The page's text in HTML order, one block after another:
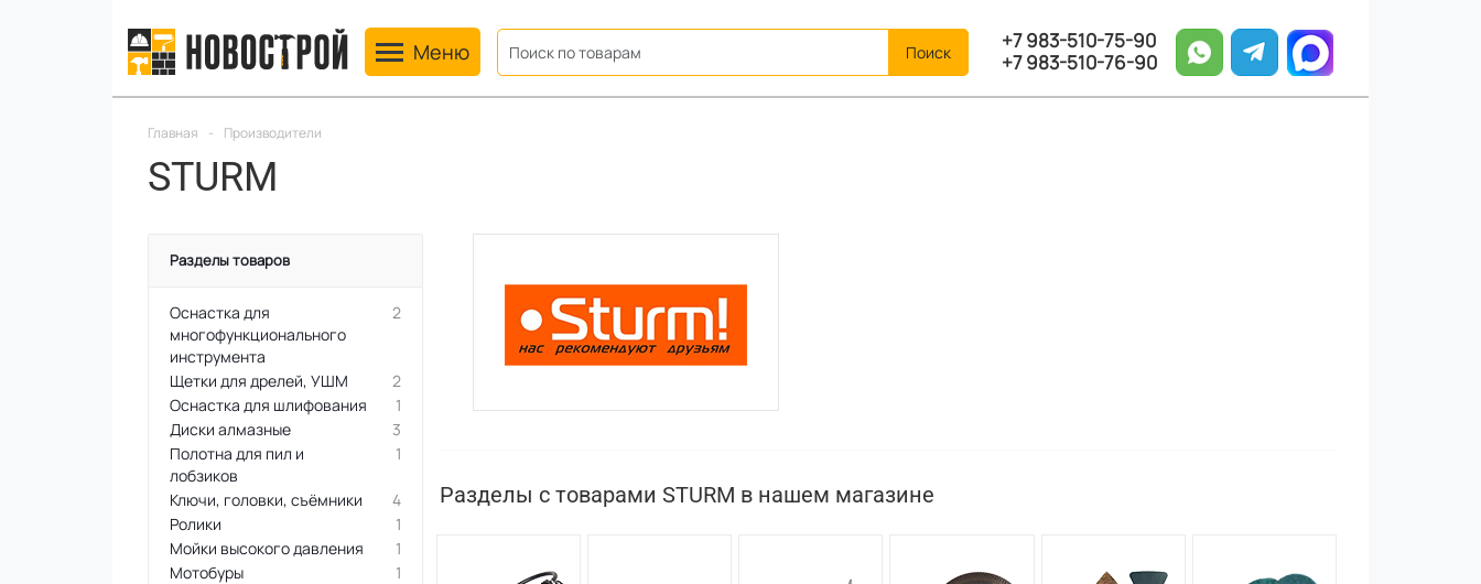
Toggle navigation
Меню
+7 983-510-75-90
+7 983-510-76-90
Главная - Производители
STURM
Разделы товаров
Оснастка для
многофункционального
инструмента
2
Щетки для дрелей, УШМ
2
Оснастка для шлифования
1
Диски алмазные
3
Полотна для пил и
лобзиков
1
Ключи, головки, съёмники
4
Ролики
1
Мойки высокого давления
1
Мотобуры
1
Разделы с товарами STURM в нашем магазине